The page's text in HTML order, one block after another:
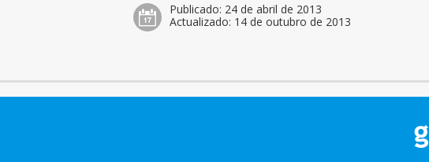
Publicado: 24 de abril de 2013
Actualizado: 14 de outubro de 2013